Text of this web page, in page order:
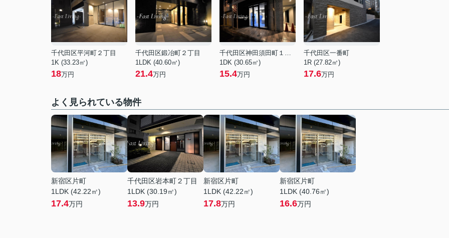
千代田区平河町２丁目
1K (33.23㎡)
18万円
千代田区鍛冶町２丁目
1LDK (40.60㎡)
21.4万円
千代田区神田須田町１丁目
1DK (30.65㎡)
15.4万円
千代田区一番町
1R (27.82㎡)
17.6万円
よく見られている物件
新宿区片町
1LDK (42.22㎡)
17.4万円
千代田区岩本町２丁目
1LDK (30.19㎡)
13.9万円
新宿区片町
1LDK (42.22㎡)
17.8万円
新宿区片町
1LDK (40.76㎡)
16.6万円